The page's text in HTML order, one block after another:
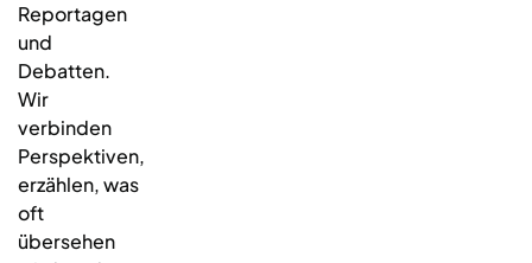
Reportagen
und
Debatten.
Wir
verbinden
Perspektiven,
erzählen, was
oft
übersehen